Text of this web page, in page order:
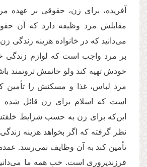
آفریده، برای زن، حقوقی بر عهده
مقابلش مرد وظیفه دارد که آن
می‌دانید که در خانواده هزینه زندگی
بر مرد واجب است که لوازم زندگی
خودش تهیه کند ولو خانمش ثروتمند
مرد لباس، غذا و مسکنش را تأمین
است که اسلام برای زن قائل شده
این‌که برای زن به حسب شرایط
نظر گرفته که اگر بخواهد هزینه
تأمین کند به آن وظایف نمی‌رسد.
فرزندپروری است. خب همه ما